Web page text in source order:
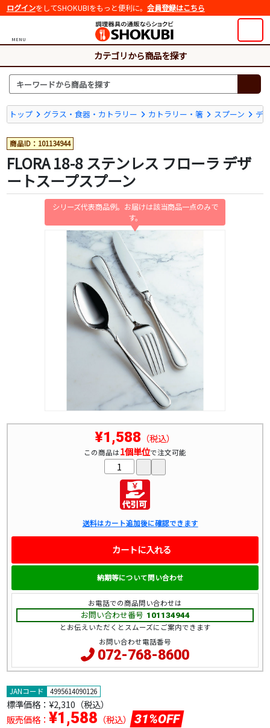
ログインをしてSHOKUBIをもっと便利に。 会員登録はこちら
MENU
カテゴリから商品を探す
トップ グラス・食器・カトラリー カトラリー・箸 スプーン デ
商品ID：101134944
FLORA 18-8 ステンレス フローラ デザ
ートスープスプーン
JANコード 4995614090126
標準価格： ¥2,310（税込）
販売価格： ¥1,588 （税込） 31%OFF
¥1,588 （税込）
この商品は1個単位で注文可能
送料はカート追加後に確認できます
カートに入れる
納期等について問い合わせ
お電話での商品問い合わせは
お問い合わせ番号 101134944
とお伝えいただくとスムーズにご案内できます
お問い合わせ電話番号
072-768-8600
シリーズ代表商品例。お届けは該当商品一点のみで
す。